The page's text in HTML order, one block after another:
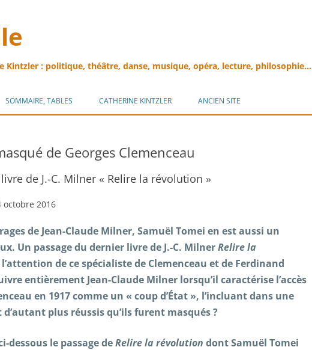
Kintzler : politique, théâtre, danse, musique, opéra, lecture, philosophie…
au
SOMMAIRE, TABLES CATHERINE KINTZLER ANCIEN SITE
de Georges Clemenceau
de J.-C. Milner « Relire la révolution »
octobre 2016
de Jean-Claude Milner, Samuël Tomei en est aussi un
Un passage du dernier livre de J.-C. MilnerRelire la
de ce spécialiste de Clemenceau et de Ferdinand
entièrement Jean-Claude Milner lorsqu’il caractérise l’accès
en 1917 comme un « coup d’État », l’incluant dans une
d’autant plus réussis qu’ils furent masqués ?
dessous le passage deRelire la révolution dont Samuël Tomei